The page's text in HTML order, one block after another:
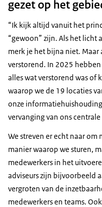
gezet op het
“Ik kijk altijd vanuit het
“gewoon” zijn. Als het licht
merk je het bijna niet. Maar
verstorend. In 2025
alles wat verstorend was of
waarop we de 19 locaties
onze
vervanging van ons
We streven er echt naar
manier waarop we sturen,
medewerkers in het
adviseurs zijn bijvoorbeeld
vergroten van de
medewerkers en teams.